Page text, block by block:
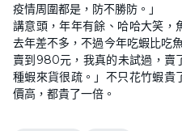
疫情周圍都是，防不勝防。」
講意頭，年年有餘、哈哈大笑，
去年差不多，不過今年吃蝦比吃
賣到980元，我真的未試過，賣
種蝦來貨很疏。」不只花竹蝦貴
價高，都貴了一倍。